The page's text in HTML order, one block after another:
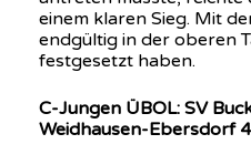
einem klaren Sieg. Mit
endgültig in der oberen
festgesetzt haben.
C-Jungen ÜBOL: SV
Weidhausen-Ebersdorf